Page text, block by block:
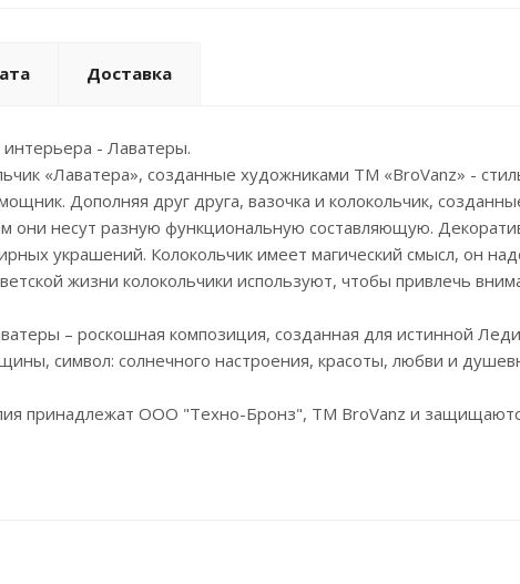
Доставка
интерьера - Лаватеры.
«Лаватера», созданные художниками ТМ «BroVanz» -
Дополняя друг друга, вазочка и колокольчик,
они несут разную функциональную составляющую.
украшений. Колокольчик имеет магический смысл, он
жизни колокольчики используют, чтобы привлечь
– роскошная композиция, созданная для истинной
символ: солнечного настроения, красоты, любви и
принадлежат ООО "Техно-Бронз", ТМ BroVanz и